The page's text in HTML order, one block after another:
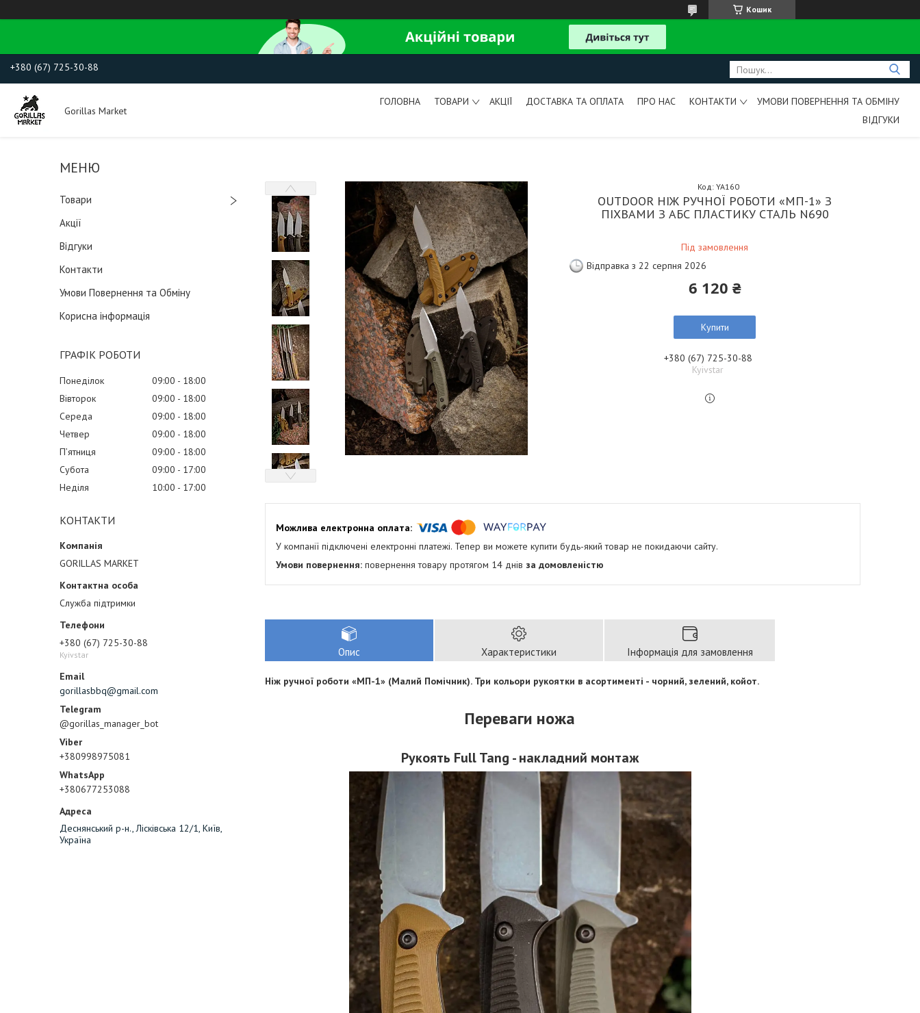
Кошик
+380 (67) 725-30-88
Gorillas Market
ГОЛОВНА ТОВАРИ АКЦІЇ ДОСТАВКА ТА ОПЛАТА ПРО НАС КОНТАКТИ
УМОВИ ПОВЕРНЕННЯ ТА ОБМІНУ
ВІДГУКИ
Товари
Акції
Відгуки
Контакти
Умови Повернення та Обміну
Корисна інформація
ГРАФІК РОБОТИ
Понеділок 09:00
18:00
Вівторок
09:00
18:00
Середа
09:00
18:00
Четвер
09:00
18:00
Пʼятниця
09:00
18:00
Субота
09:00
17:00
Неділя
10:00 17:00
КОНТАКТИ
GORILLAS MARKET
Служба підтримки
+380 (67) 725-30-88
Kyivstar
gorillasbbq@gmail.com
@gorillas_manager_bot
+380998975081
+380677253088
Деснянський р-н., Лісківська 12/1, Київ,
Україна
OUTDOOR НІЖ РУЧНОЇ РОБОТИ «МП-1» З
ПІХВАМИ З АБС ПЛАСТИКУ СТАЛЬ N690
Під замовлення
Код: YA160
Відправка з 22 серпня 2026
6 120 ₴
Купити
+380 (67) 725-30-88
Kyivstar
У компанії підключені електронні платежі. Тепер ви можете купити будь-який товар не покидаючи сайту.
повернення товару протягом 14 днів за домовленістю
Опис Характеристики Інформація для замовлення
Ніж ручної роботи «МП-1» (Малий Помічник). Три кольори рукоятки в асортименті - чорний, зелений, койот.
Переваги ножа
Рукоять Full Tang - накладний монтаж